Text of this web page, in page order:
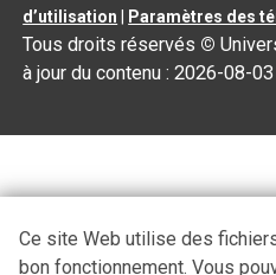
d’utilisation
Paramètres des
Tous droits réservés ©
à jour du contenu :2026-08-03
Ce site Web utilise des
bon fonctionnement. Vous